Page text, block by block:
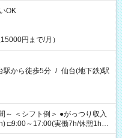
OK
円まで/月）
駅から徒歩5分 / 仙台(地下鉄)駅
収入
□9:00～17:00(実働7h/休憩1h)
□11:00～20:00(実働8h/休憩1h)